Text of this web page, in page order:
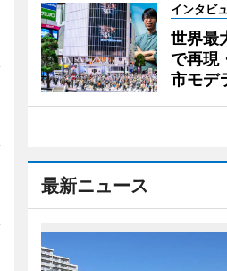
インタビ
世界最
で再現
市モデ
最新ニュース